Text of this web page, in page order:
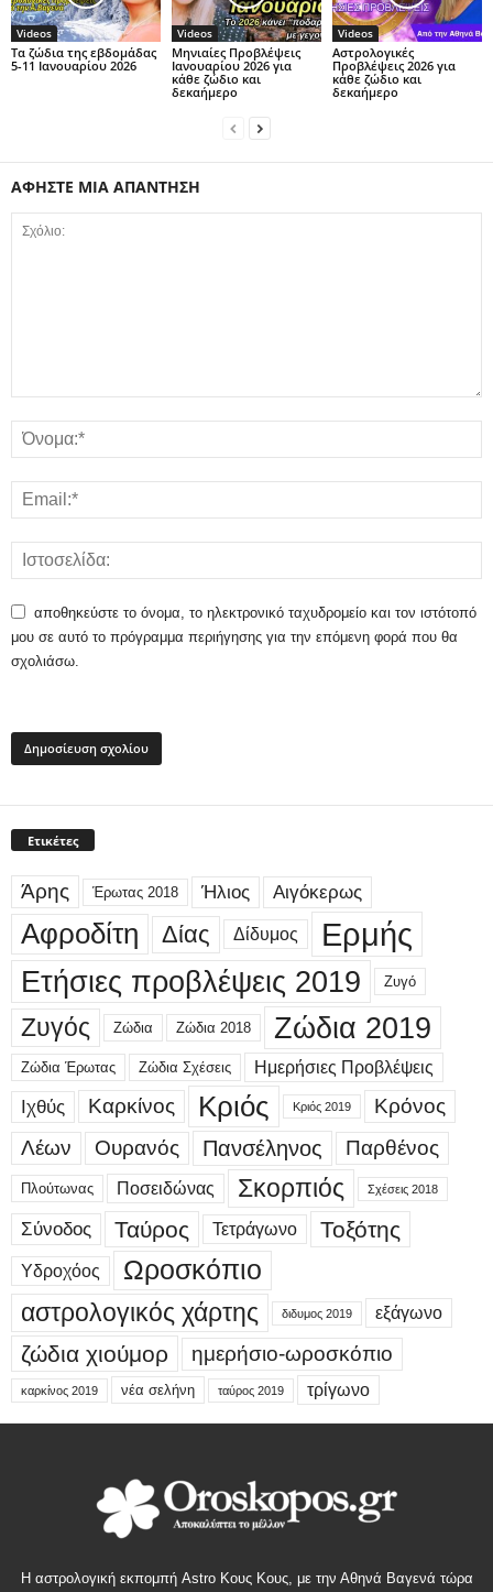
Videos
Τα ζώδια της εβδομάδας
5-11 Ιανουαρίου 2026
Videos
Μηνιαίες Προβλέψεις
Ιανουαρίου 2026 για
κάθε ζώδιο και
δεκαήμερο
Videos
Αστρολογικές
Προβλέψεις 2026 για
κάθε ζώδιο και
δεκαήμερο
ΑΦΗΣΤΕ ΜΙΑ ΑΠΑΝΤΗΣΗ
αποθηκεύστε το όνομα, το ηλεκτρονικό ταχυδρομείο και τον ιστότοπό
μου σε αυτό το πρόγραμμα περιήγησης για την επόμενη φορά που θα
σχολιάσω.
Ετικέτες
Άρης Έρωτας 2018 Ήλιος Αιγόκερως
Αφροδίτη Δίας Δίδυμος Ερμής
Ετήσιες προβλέψεις 2019 Ζυγό
Ζυγός Ζώδια Ζώδια 2018 Ζώδια 2019
Ζώδια Έρωτας Ζώδια Σχέσεις Ημερήσιες Προβλέψεις
Ιχθύς Καρκίνος Κριός Κριός 2019
Κρόνος
Λέων
Ουρανός Πανσέληνος Παρθένος
Πλούτωνας Ποσειδώνας Σκορπιός Σχέσεις 2018
Σύνοδος Ταύρος Τετράγωνο Τοξότης
Υδροχόος Ωροσκόπιο
αστρολογικός χάρτης διδυμος 2019 εξάγωνο
ζώδια χιούμορ ημερήσιο-ωροσκόπιο
καρκίνος 2019 νέα σελήνη ταύρος 2019 τρίγωνο
Η αστρολογική εκπομπή Astro Κους Κους, με την Αθηνά Βαγενά τώρα